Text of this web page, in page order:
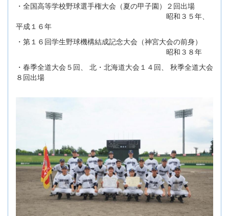
・全国高等学校野球選手権大会（夏の甲子園）２回出場
昭和３５年、
平成１６年
・第１６回学生野球機構結成記念大会（神宮大会の前身）
昭和３８年
・春季全道大会５回、 北・北海道大会１４回、 秋季全道大会
８回出場